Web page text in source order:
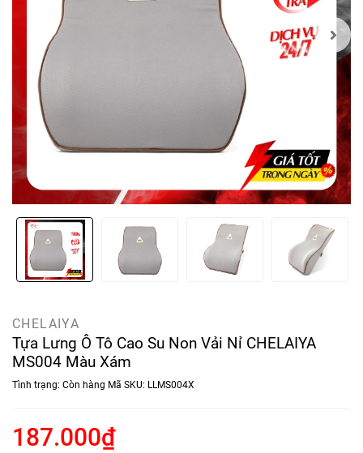
CHELAIYA
Tựa Lưng Ô Tô Cao Su Non Vải Nỉ CHELAIYA
MS004 Màu Xám
Tình trạng: Còn hàng Mã SKU: LLMS004X
187.000₫